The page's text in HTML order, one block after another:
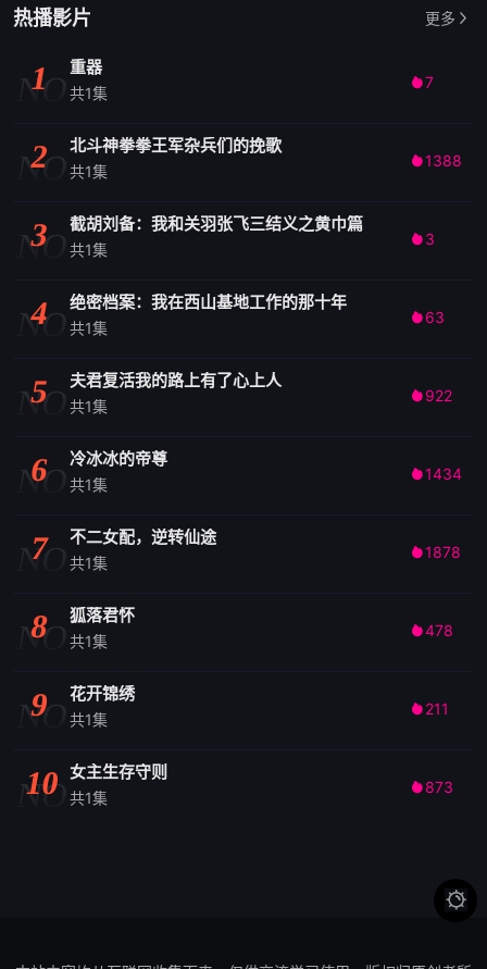
热播影片 更多
NO
1 重器
共1集
7
NO
2 北斗神拳拳王军杂兵们的挽歌
共1集
1388
NO
3 截胡刘备：我和关羽张飞三结义之黄巾篇
共1集
 3
NO
4 绝密档案：我在西山基地工作的那十年
共1集
 63
NO
5 夫君复活我的路上有了心上人
共1集
 922
NO
6 冷冰冰的帝尊
共1集
1434
NO
7 不二女配，逆转仙途
共1集
1878
NO
8 狐落君怀
共1集
478
NO
9 花开锦绣
共1集
 211
NO
10 女主生存守则
共1集
 873
